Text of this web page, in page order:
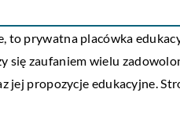
to prywatna placówka
się zaufaniem wielu
jej propozycje edukacyjne.